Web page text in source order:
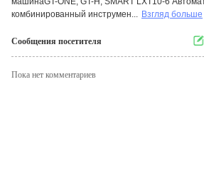
комбинированный инструмен... Взгляд больше
Сообщения посетителя
Пока нет комментариев